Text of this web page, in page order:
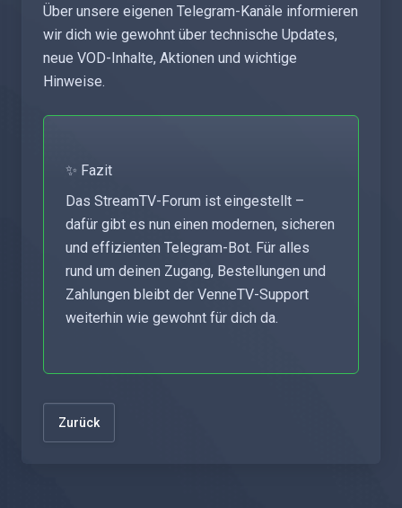
Über unsere eigenen Telegram-Kanäle informieren
wir dich wie gewohnt über technische Updates,
neue VOD-Inhalte, Aktionen und wichtige
Hinweise.
✨ Fazit
Das StreamTV-Forum ist eingestellt –
dafür gibt es nun einen modernen, sicheren
und effizienten Telegram-Bot. Für alles
rund um deinen Zugang, Bestellungen und
Zahlungen bleibt der VenneTV-Support
weiterhin wie gewohnt für dich da.
Zurück